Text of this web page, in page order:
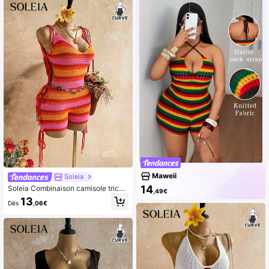
e musique, le style bohème, l'été, le
s trajets quotidiens
Soleia
Soleia Combinaison camisole tricot
ée rayée grande taille pour femmes
Dès 13 ,06€
Maweii
14 ,49€